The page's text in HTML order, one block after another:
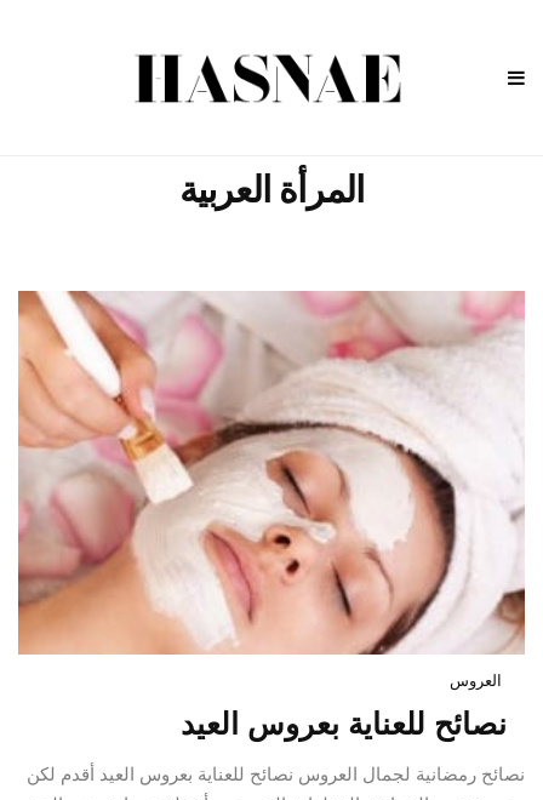
المرأة العربية
العروس
نصائح للعناية بعروس العيد
نصائح رمضانية لجمال العروس نصائح للعناية بعروس العيد أقدم لكن